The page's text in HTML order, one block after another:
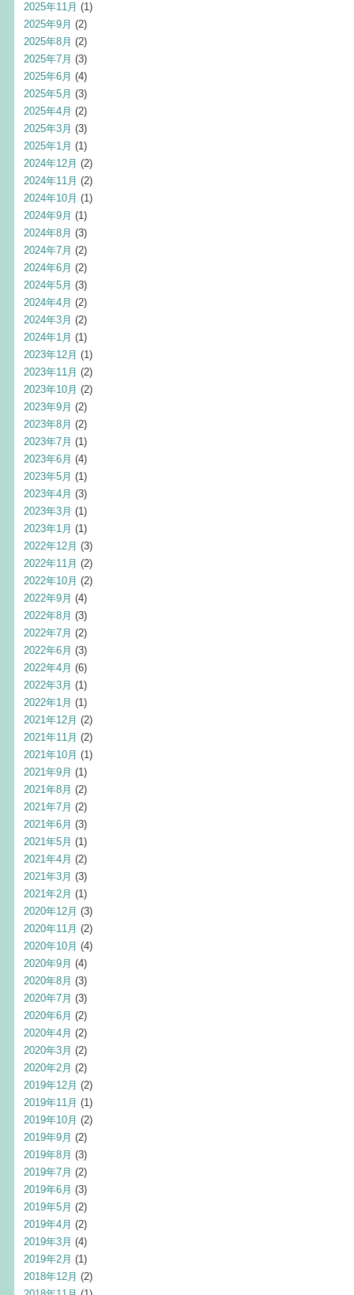
2025年11月 (1)
2025年9月 (2)
2025年8月 (2)
2025年7月 (3)
2025年6月 (4)
2025年5月 (3)
2025年4月 (2)
2025年3月 (3)
2025年1月 (1)
2024年12月 (2)
2024年11月 (2)
2024年10月 (1)
2024年9月 (1)
2024年8月 (3)
2024年7月 (2)
2024年6月 (2)
2024年5月 (3)
2024年4月 (2)
2024年3月 (2)
2024年1月 (1)
2023年12月 (1)
2023年11月 (2)
2023年10月 (2)
2023年9月 (2)
2023年8月 (2)
2023年7月 (1)
2023年6月 (4)
2023年5月 (1)
2023年4月 (3)
2023年3月 (1)
2023年1月 (1)
2022年12月 (3)
2022年11月 (2)
2022年10月 (2)
2022年9月 (4)
2022年8月 (3)
2022年7月 (2)
2022年6月 (3)
2022年4月 (6)
2022年3月 (1)
2022年1月 (1)
2021年12月 (2)
2021年11月 (2)
2021年10月 (1)
2021年9月 (1)
2021年8月 (2)
2021年7月 (2)
2021年6月 (3)
2021年5月 (1)
2021年4月 (2)
2021年3月 (3)
2021年2月 (1)
2020年12月 (3)
2020年11月 (2)
2020年10月 (4)
2020年9月 (4)
2020年8月 (3)
2020年7月 (3)
2020年6月 (2)
2020年4月 (2)
2020年3月 (2)
2020年2月 (2)
2019年12月 (2)
2019年11月 (1)
2019年10月 (2)
2019年9月 (2)
2019年8月 (3)
2019年7月 (2)
2019年6月 (3)
2019年5月 (2)
2019年4月 (2)
2019年3月 (4)
2019年2月 (1)
2018年12月 (2)